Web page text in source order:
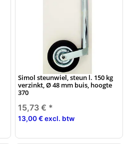
Simol steunwiel, steun l. 150 kg
verzinkt, Ø 48 mm buis, hoogte
370
15,73 € *
13,00 € excl. btw